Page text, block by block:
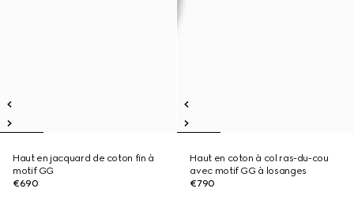
Haut en jacquard de coton fin à
motif GG
€690
Haut en coton à col ras-du-cou
avec motif GG à losanges
€790